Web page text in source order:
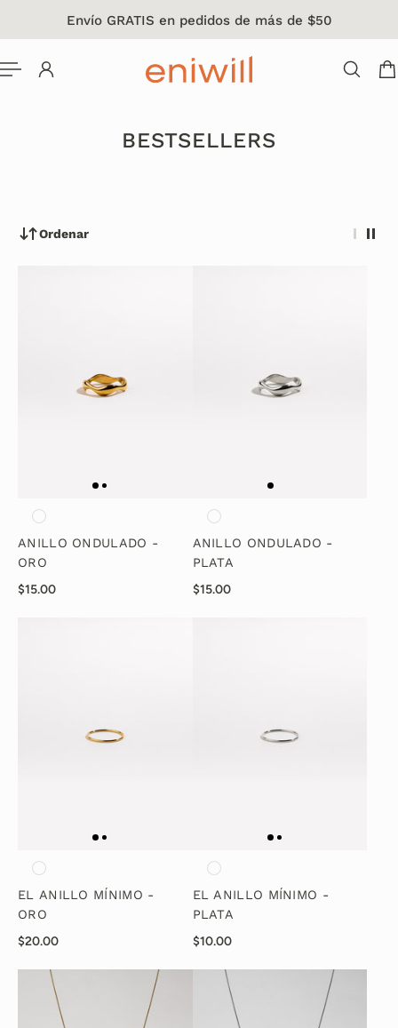
CONTENIDOEnvío GRATIS en pedidos de más de $50
BESTSELLERS
Ordenar
ANILLO ONDULADO -
ORO
$15.00
ANILLO ONDULADO -
PLATA
$15.00
EL ANILLO MÍNIMO -
ORO
$20.00
EL ANILLO MÍNIMO -
PLATA
$10.00